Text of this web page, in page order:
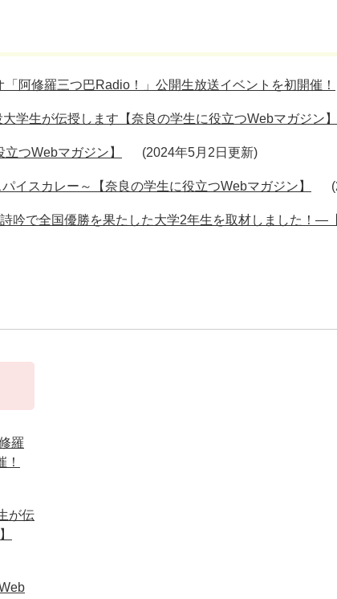
「阿修羅三つ巴Radio！」公開生放送イベントを初開催！
学生が伝授します【奈良の学生に役立つWebマガジン】
つWebマガジン】 2024年5月2日更新
イスカレー～【奈良の学生に役立つWebマガジン】
吟で全国優勝を果たした大学2年生を取材しました！—
羅
が伝